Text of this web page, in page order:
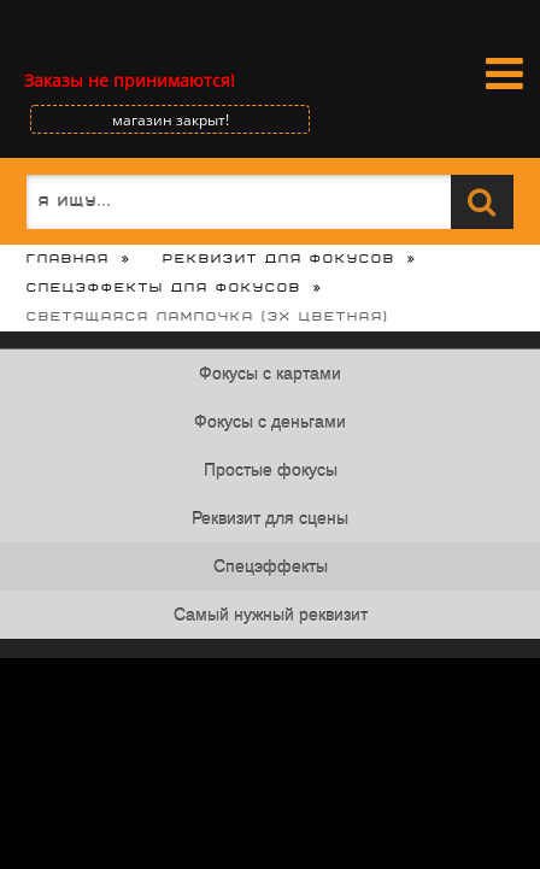
Заказы не принимаются!
магазин закрыт!
Главная
Реквизит для фокусов
Спецэффекты для фокусов
Светящаяся лампочка (3х цветная)
Фокусы с картами
Фокусы с деньгами
Простые фокусы
Реквизит для сцены
Спецэффекты
Самый нужный реквизит